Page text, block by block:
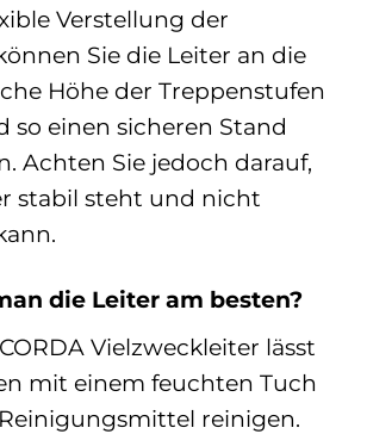
Verstellung der
Sie die Leiter an die
Höhe der Treppenstufen
so einen sicheren Stand
Achten Sie jedoch darauf,
stabil steht und nicht
die Leiter am besten?
Vielzweckleiter lässt
mit einem feuchten Tuch
reinigen.